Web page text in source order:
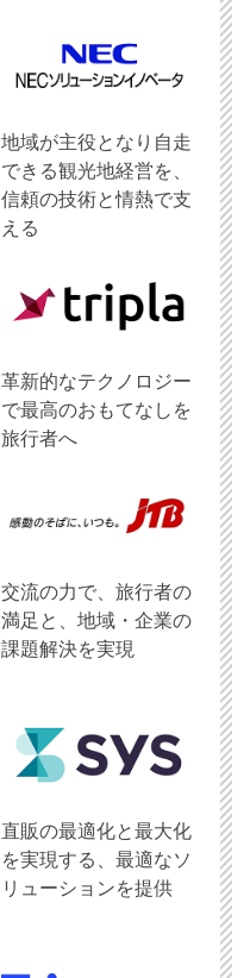
地域が主役となり自走
できる観光地経営を、
信頼の技術と情熱で支
える
革新的なテクノロジー
で最高のおもてなしを
旅行者へ
交流の力で、旅行者の
満足と、地域・企業の
課題解決を実現
直販の最適化と最大化
を実現する、最適なソ
リューションを提供